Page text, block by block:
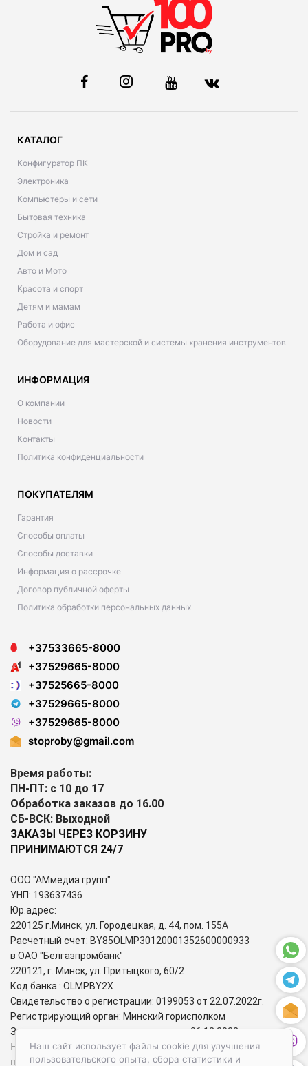
Наш сайт использует файлы cookie для улучшения
пользовательского опыта, сбора статистики и
КАТАЛОГ
Конфигуратор ПК
Электроника
Компьютеры и сети
Бытовая техника
Стройка и ремонт
Дом и сад
Авто и Мото
Красота и спорт
Детям и мамам
Работа и офис
Оборудование для мастерской и системы хранения инструментов
ИНФОРМАЦИЯ
О компании
Новости
Контакты
Политика конфиденциальности
ПОКУПАТЕЛЯМ
Гарантия
Способы оплаты
Способы доставки
Информация о рассрочке
Договор публичной оферты
Политика обработки персональных данных
+37533665-8000
+37529665-8000
+37525665-8000
+37529665-8000
+37529665-8000
stoproby@gmail.com
Время работы:
ПН-ПТ: с 10 до 17
Обработка заказов до 16.00
СБ-ВСК: Выходной
ЗАКАЗЫ ЧЕРЕЗ КОРЗИНУ
ПРИНИМАЮТСЯ 24/7
ООО "АМмедиа групп"
УНП: 193637436
Юр.адрес:
220125 г.Минск, ул. Городецкая, д. 44, пом. 155А
Расчетный счет: BY85OLMP30120001352600000933
в ОАО "Белгазпромбанк"
220121, г. Минск, ул. Притыцкого, 60/2
Код банка : OLMPBY2X
Свидетельство о регистрации: 0199053 от 22.07.2022г.
Регистрирующий орган: Минский горисполком
Зарегистрирован в торговом реестре: 06.12.2022г.
Номера городских телефонов уполномоченных по защите
прав потребителей: